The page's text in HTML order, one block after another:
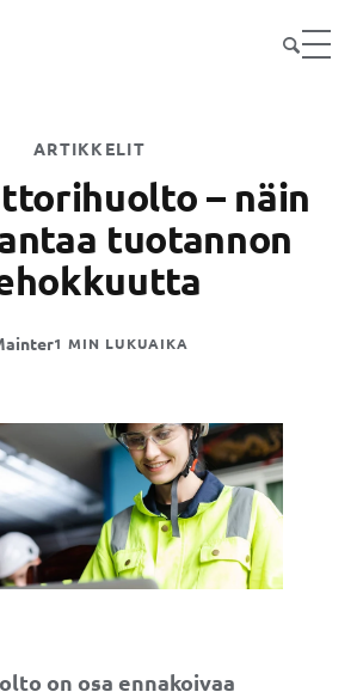
ARTIKKELIT
– näin
tuotannon
1 MIN LUKUAIKA
on osa ennakoivaa